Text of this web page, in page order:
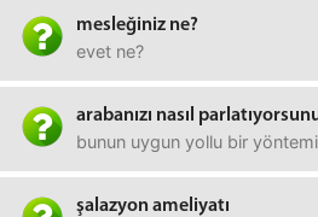
mesleğiniz ne?
evet ne?
arabanızı nasıl
bunun uygun yollu bir yöntemi
şalazyon ameliyatı